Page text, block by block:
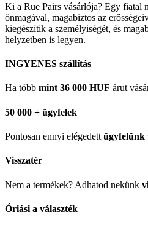
Ki a Rue Pairs vásárlója? Egy fiatal
önmagával, magabiztos az
kiegészítik a személyiségét, és
helyzetben is legyen.
INGYENES szállítás
Ha több mint 36 000 HUF árut
50 000 + ügyfelek
Pontosan ennyi elégedett ügyfelünk
Visszatér
Nem a termékek? Adhatod nekünk
Óriási a választék